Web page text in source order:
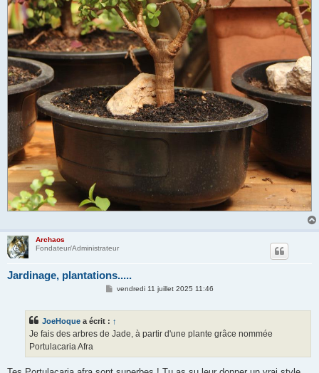
Archaos
Fondateur/Administrateur
Jardinage, plantations.....
M
a
g
vendredi 11 juillet 2025 11:46
JoeHoque a écrit : ↑
Je fais des arbres de Jade, à partir d'une plante grâce nommée
Portulacaria Afra